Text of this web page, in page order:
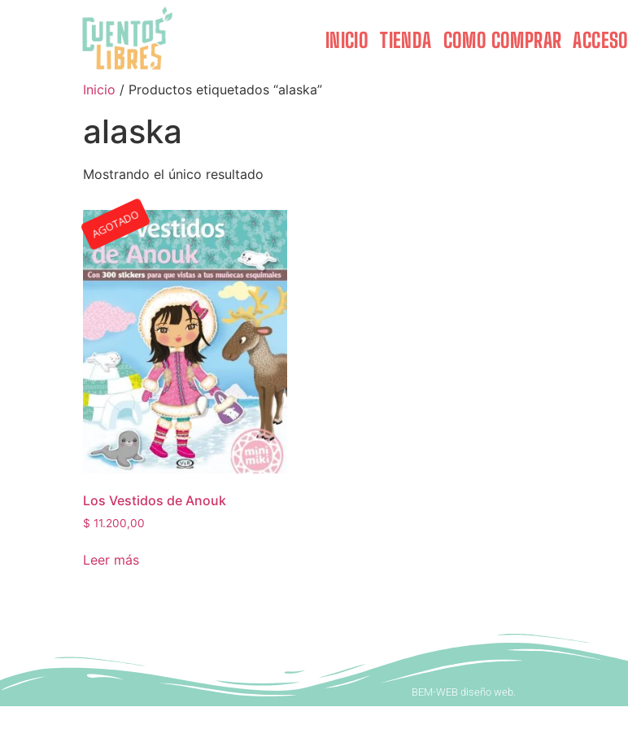
INICIO TIENDA COMO COMPRAR ACCESO
Inicio / Productos etiquetados “alaska”
alaska
Mostrando el único resultado
AGOTADO
Los Vestidos de Anouk
$ 11.200,00
Leer más
BEM-WEB diseño web.